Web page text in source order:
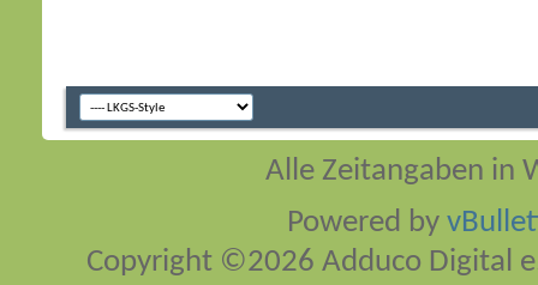
Alle Zeitangaben in
Powered by
Copyright ©2026 Adduco Digital